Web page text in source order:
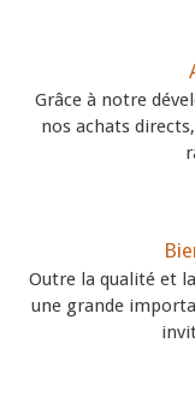
Grâce à notre
nos achats
Outre la qualité et
une grande